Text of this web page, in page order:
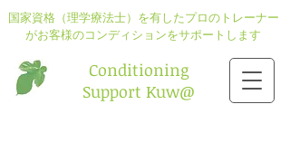
​Conditioning
Support Kuw@
国家資格（理学療法士）を有したプロのトレーナー
がお客様のコンディションをサポートします